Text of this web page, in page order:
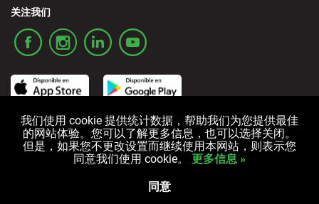
关注我们
条款和条件 隐私政策 Cookies政策
All rights reserved © 2006-2025 Alquicoche Rent a Car
我们使用 cookie 提供统计数据，帮助我们为您提供最佳
的网站体验。您可以了解更多信息，也可以选择关闭。
但是，如果您不更改设置而继续使用本网站，则表示您
同意我们使用 cookie。
更多信息 »
同意